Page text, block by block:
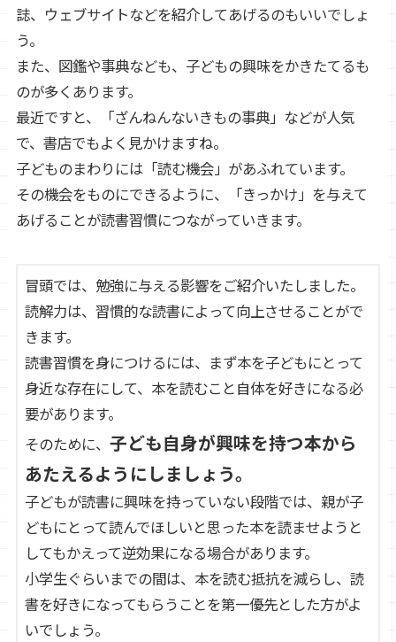
誌、ウェブサイトなどを紹介してあげるのもいいでしょ
う。
また、図鑑や事典なども、子どもの興味をかきたてるも
のが多くあります。
最近ですと、「ざんねんないきもの事典」などが人気
で、書店でもよく見かけますね。
子どものまわりには「読む機会」があふれています。
その機会をものにできるように、「きっかけ」を与えて
あげることが読書習慣につながっていきます。
冒頭では、勉強に与える影響をご紹介いたしました。
読解力は、習慣的な読書によって向上させることがで
きます。
読書習慣を身につけるには、まず本を子どもにとって
身近な存在にして、本を読むこと自体を好きになる必
要があります。
そのために、子ども自身が興味を持つ本から
あたえるようにしましょう。
子どもが読書に興味を持っていない段階では、親が子
どもにとって読んでほしいと思った本を読ませようと
してもかえって逆効果になる場合があります。
小学生ぐらいまでの間は、本を読む抵抗を減らし、読
書を好きになってもらうことを第一優先とした方がよ
いでしょう。